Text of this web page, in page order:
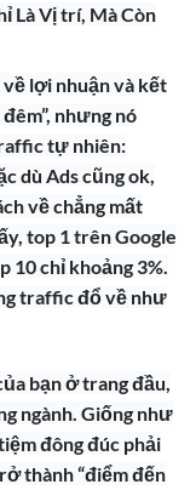
Là Vị trí, Mà Còn
về lợi nhuận và kết
nhưng nó
tự nhiên:
dù Ads cũng ok,
về chẳng mất
top 1 trên Google
chỉ khoảng 3%.
traffic đổ về như
bạn ở trang đầu,
ngành. Giống như
đông đúc phải
thành “điểm đến